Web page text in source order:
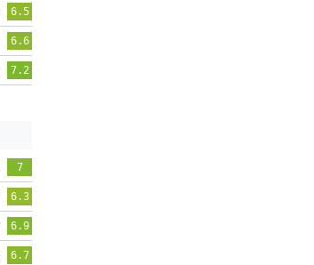
6.5
6.6
7.2
7
6.3
6.9
6.7